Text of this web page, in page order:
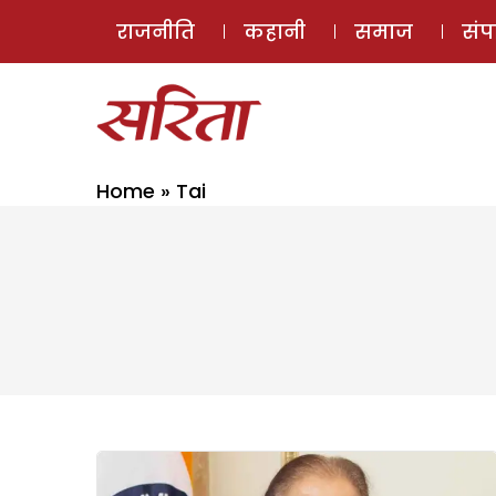
राजनीति कहानी समाज
Home » Tai